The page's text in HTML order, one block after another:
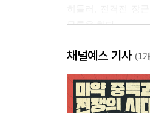
무릎을 치다
3 하이 히틀러 - 환자
약속의 장소 - 국
│〈X〉와 총체적
채널예스 기사 (1